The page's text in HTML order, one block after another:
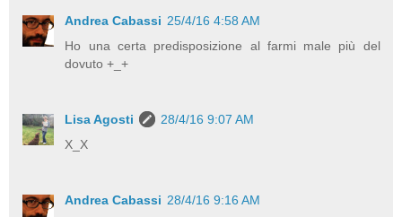
Andrea Cabassi 25/4/16 4:58 AM
Ho una certa predisposizione al farmi male più del
dovuto +_+
Lisa Agosti
28/4/16 9:07 AM
X_X
Andrea Cabassi 28/4/16 9:16 AM